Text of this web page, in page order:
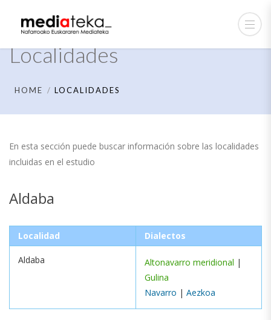
Localidades
HOME LOCALIDADES
En esta sección puede buscar información sobre las localidades
incluidas en el estudio
Aldaba
Localidad Dialectos
Aldaba Altonavarro meridional |
Gulina
Navarro | Aezkoa